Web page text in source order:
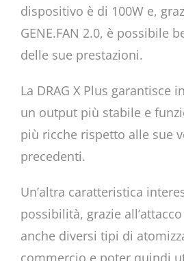
dispositivo è di 100W e,
GENE.FAN 2.0, è possibile
delle sue prestazioni.
La DRAG X Plus garantisce
un output più stabile e
più ricche rispetto alle sue
precedenti.
Un’altra caratteristica
possibilità, grazie
anche diversi tipi di
commercio e poter quindi